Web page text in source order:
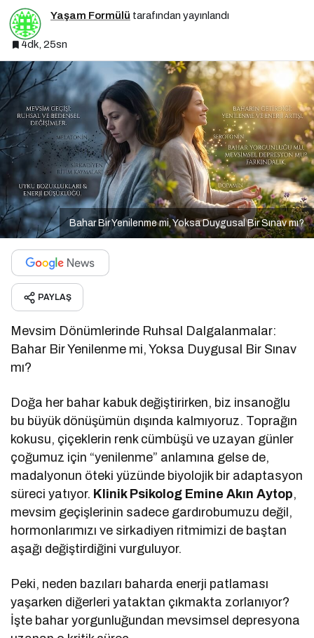
Yaşam Formülü tarafından yayınlandı
4dk, 25sn
Bahar Bir Yenilenme mi, Yoksa Duygusal Bir Sınav mı?
PAYLAŞ
Mevsim Dönümlerinde Ruhsal Dalgalanmalar:
Bahar Bir Yenilenme mi, Yoksa Duygusal Bir Sınav
mı?
Doğa her bahar kabuk değiştirirken, biz insanoğlu
bu büyük dönüşümün dışında kalmıyoruz. Toprağın
kokusu, çiçeklerin renk cümbüşü ve uzayan günler
çoğumuz için “yenilenme” anlamına gelse de,
madalyonun öteki yüzünde biyolojik bir adaptasyon
süreci yatıyor. Klinik Psikolog Emine Akın Aytop,
mevsim geçişlerinin sadece gardırobumuzu değil,
hormonlarımızı ve sirkadiyen ritmimizi de baştan
aşağı değiştirdiğini vurguluyor.
Peki, neden bazıları baharda enerji patlaması
yaşarken diğerleri yataktan çıkmakta zorlanıyor?
İşte bahar yorgunluğundan mevsimsel depresyona